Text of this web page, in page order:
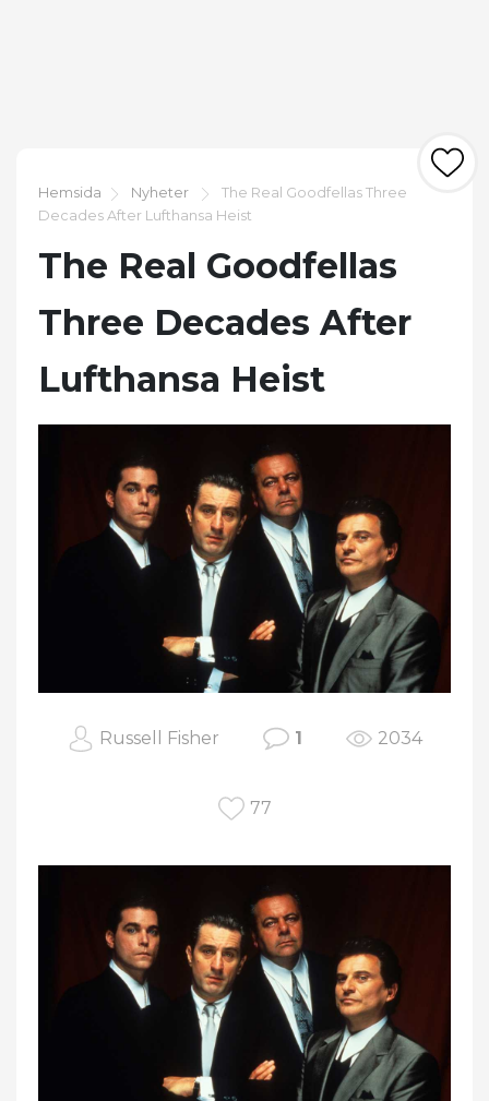
Hemsida Nyheter
The Real Goodfellas Three
Decades After Lufthansa Heist
The Real Goodfellas
Three Decades After
Lufthansa Heist
Russell Fisher 1 2034
77